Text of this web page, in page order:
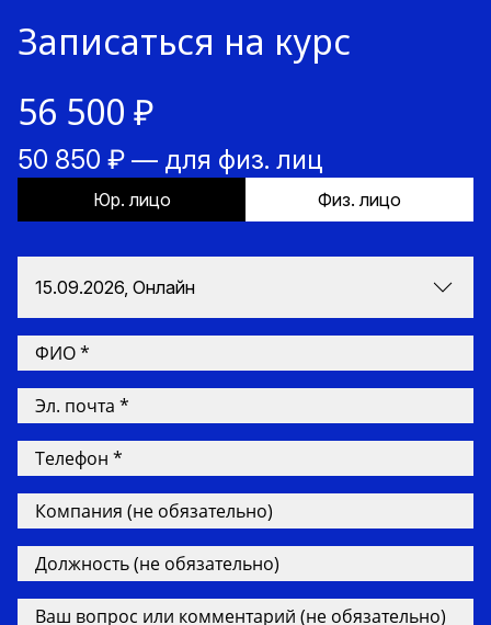
Записаться на курс
56 500 ₽
50 850 ₽ — для физ. лиц
Юр. лицо Физ. лицо
15.09.2026, Онлайн